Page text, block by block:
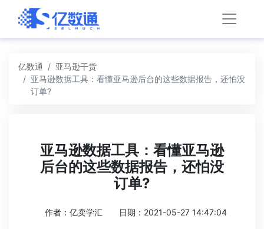
亿数通
亚马逊干货
亚马逊数据工具：看懂亚马逊后台的这些数据报告，还怕没
订单?
亚马逊数据工具：看懂亚马逊
后台的这些数据报告，还怕没
订单?
作者：亿卖学汇 日期：2021-05-27 14:47:04